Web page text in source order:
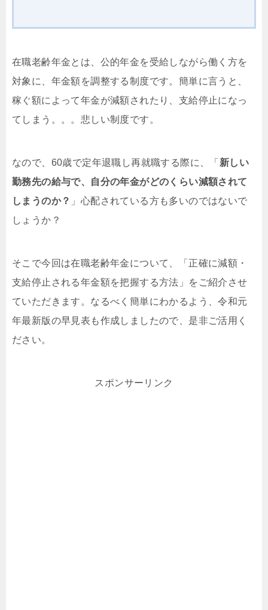
在職老齢年金とは、公的年金を受給しながら働く方を
対象に、年金額を調整する制度です。簡単に言うと、
稼ぐ額によって年金が減額されたり、支給停止になっ
てしまう。。。悲しい制度です。
なので、60歳で定年退職し再就職する際に、「 新しい
勤務先の給与で、自分の年金がどのくらい減額されて
しまうのか？ 」心配されている方も多いのではないで
しょうか？
そこで今回は在職老齢年金について、「正確に減額・
支給停止される年金額を把握する方法」をご紹介させ
ていただきます。なるべく簡単にわかるよう、令和元
年最新版の早見表も作成しましたので、是非ご活用く
ださい。
スポンサーリンク